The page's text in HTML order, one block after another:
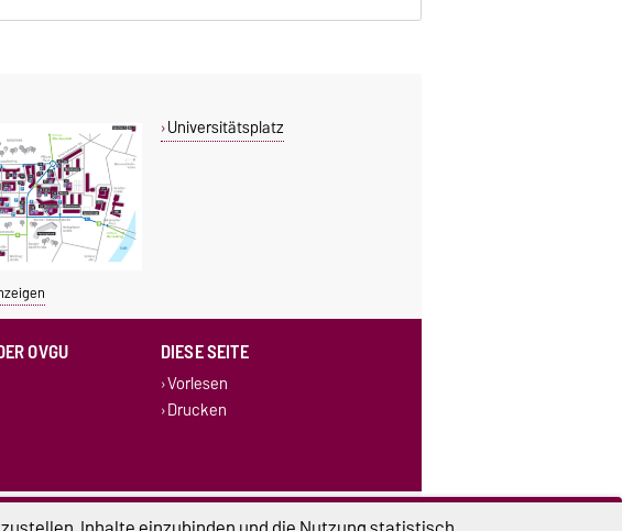
Universitätsplatz
OVGU DIESE SEITE
Vorlesen
Drucken